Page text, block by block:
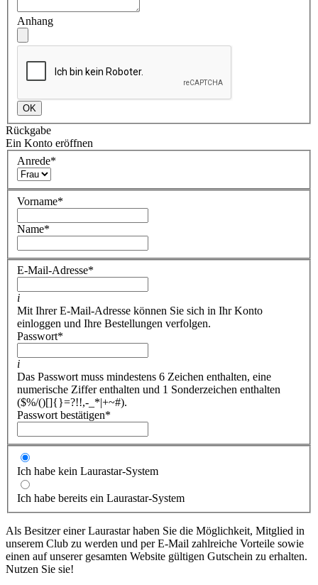
Anhang
OK
Rückgabe
Ein Konto eröffnen
Anrede*
Vorname*
Name*
E-Mail-Adresse*
i
Mit Ihrer E-Mail-Adresse können Sie sich in Ihr Konto
einloggen und Ihre Bestellungen verfolgen.
Passwort*
i
Das Passwort muss mindestens 6 Zeichen enthalten, eine
numerische Ziffer enthalten und 1 Sonderzeichen enthalten
($%/()[]{}=?!!,-_*|+~#).
Passwort bestätigen*
Ich habe kein Laurastar-System
Ich habe bereits ein Laurastar-System
Als Besitzer einer Laurastar haben Sie die Möglichkeit, Mitglied in
unserem Club zu werden und per E-Mail zahlreiche Vorteile sowie
einen auf unserer gesamten Website gültigen Gutschein zu erhalten.
Nutzen Sie sie!